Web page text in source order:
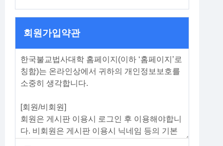
회원가입약관